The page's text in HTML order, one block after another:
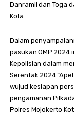
Danramil dan Toga
Kota
Dalam
pasukan OMP 2024
Kepolisian dalam
Serentak 2024
wujud kesiapan
pengamanan
Polres Mojokerto